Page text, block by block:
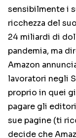
sensibilmente i
ricchezza del
24 miliardi di
pandemia, ma
Amazon
lavoratori negli
proprio in quei
pagare gli
sue pagine (ti
decide che